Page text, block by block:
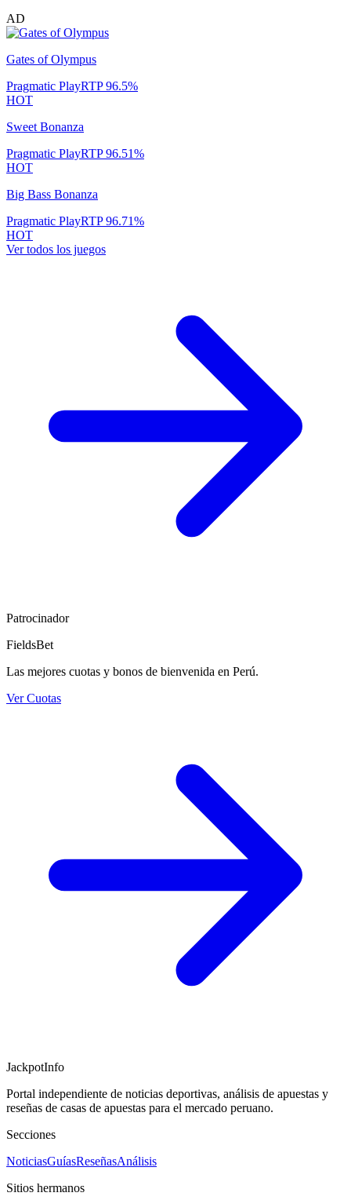
AD
Gates of Olympus
Pragmatic PlayRTP96.5%
HOT
Sweet Bonanza
Pragmatic PlayRTP96.51%
HOT
Big Bass Bonanza
Pragmatic PlayRTP96.71%
HOT
Ver todos los juegos
Patrocinador
FieldsBet
Las mejores cuotas y bonos de bienvenida en Perú.
Ver Cuotas
JackpotInfo
Portal independiente de noticias deportivas, análisis de apuestas y
reseñas de casas de apuestas para el mercado peruano.
Secciones
NoticiasGuíasReseñasAnálisis
Sitios hermanos